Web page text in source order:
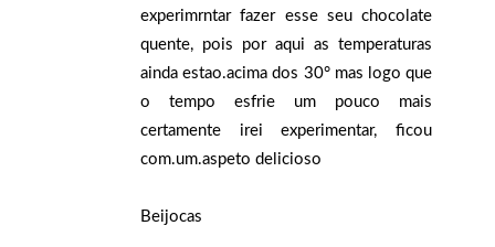
experimrntar fazer esse seu chocolate
quente, pois por aqui as temperaturas
ainda estao.acima dos 30° mas logo que
o tempo esfrie um pouco mais
certamente irei experimentar, ficou
com.um.aspeto delicioso
Beijocas